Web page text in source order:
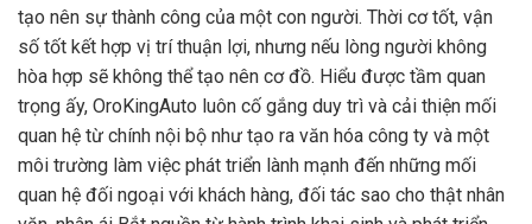
tạo nên sự thành công của một con người. Thời cơ tốt, vận
số tốt kết hợp vị trí thuận lợi, nhưng nếu lòng người không
hòa hợp sẽ không thể tạo nên cơ đồ. Hiểu được tầm quan
trọng ấy, OroKingAuto luôn cố gắng duy trì và cải thiện mối
quan hệ từ chính nội bộ như tạo ra văn hóa công ty và một
môi trường làm việc phát triển lành mạnh đến những mối
quan hệ đối ngoại với khách hàng, đối tác sao cho thật nhân